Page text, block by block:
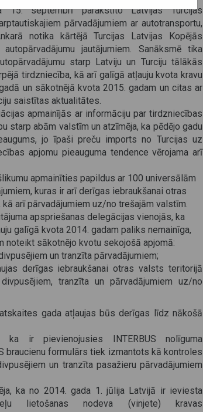
15. septembrī parakstīto Latvijas Turcijas
pārvadājumiem ar autotransportu,
notika kārtējā Turcijas Latvijas Kopējās
jautājumiem. Sanāksmē tika
starp Latviju un Turciju tālākās
tirdzniecība, kā arī galīgā atļauju kvota kravu
un sākotnējā kvota 2015. gadam un citas ar
saistītas aktualitātes.
apmainījās ar informāciju par tirdzniecības
starp abām valstīm un atzīmēja, ka pēdējo gadu
jo īpaši preču imports no Turcijas uz
apjomu pieauguma tendence vērojama arī
apmainīties papildus ar 100 universālām
kuras ir arī derīgas iebraukšanai otras
arī pārvadājumiem uz/no trešajām valstīm.
apspriešanas delegācijas vienojās, ka
galīgā kvota 2014. gadam paliks nemainīga,
noteikt sākotnējo kvotu sekojošā apjomā:
un tranzīta pārvadājumiem;
derīgas iebraukšanai otras valsts teritorijā
tranzīta un pārvadājumiem uz/no
gada atļaujas būs derīgas līdz nākošā
ka ir pievienojusies INTERBUS nolīguma
braucienu formulārs tiek izmantots kā kontroles
un tranzīta pasažieru pārvadājumiem
ka no 2014. gada 1. jūlija Latvijā ir ieviesta
lietošanas nodeva (vinjete) kravas